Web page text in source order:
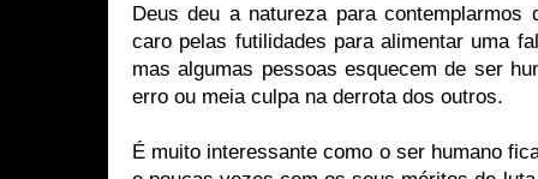
Deus deu a natureza para
caro pelas futilidades para alimentar uma
mas algumas pessoas esquecem de ser
erro ou meia culpa na derrota dos outros.
É muito interessante como o ser humano